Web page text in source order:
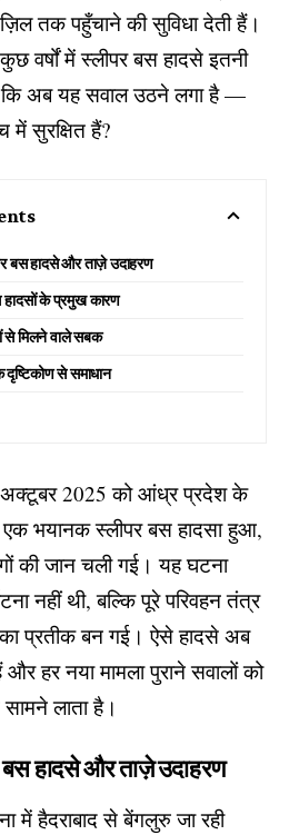
तक पहुँचाने की सुविधा देती हैं।
वर्षों में स्लीपर बस हादसे इतनी
अब यह सवाल उठने लगा है —
सुरक्षित हैं?
बस हादसे और ताज़े उदाहरण
हादसों के प्रमुख कारण
से मिलने वाले सबक
दृष्टिकोण से समाधान
अक्टूबर 2025 को आंध्र प्रदेश के
भयानक स्लीपर बस हादसा हुआ,
की जान चली गई। यह घटना
नहीं थी, बल्कि पूरे परिवहन तंत्र
का प्रतीक बन गई। ऐसे हादसे अब
हर नया मामला पुराने सवालों को
लाता है।
हादसे और ताज़े उदाहरण
में हैदराबाद से बेंगलुरु जा रही